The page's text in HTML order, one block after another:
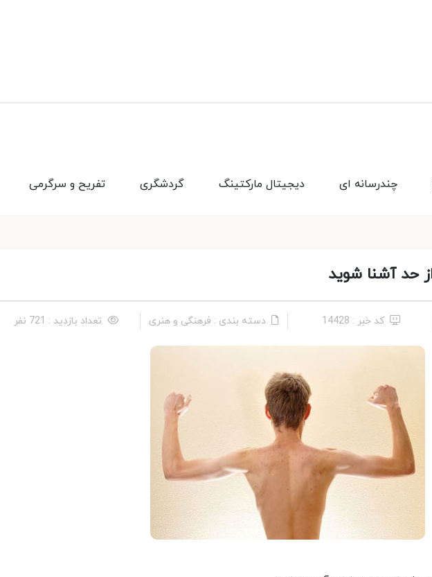
تفریح و سرگرمی گردشگری دیجیتال مارکتینگ چندرسانه ای
حد آشنا شوید
کد خبر : 14428 دسته بندی : فرهنگی و هنری تعداد بازدید : 721 نفر